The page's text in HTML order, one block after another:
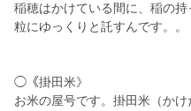
稲穂はかけている間に、稲の
粒にゆっくりと託すんです。。
◯《掛田米》
お米の屋号です。掛田米（かけ